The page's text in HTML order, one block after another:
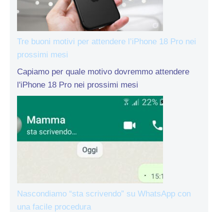
Tre buoni motivi per attendere l’iPhone 18 Pro nei
prossimi mesi
Capiamo per quale motivo dovremmo attendere
l'iPhone 18 Pro nei prossimi mesi
Nascondiamo “sta scrivendo” su WhatsApp con
una facile procedura